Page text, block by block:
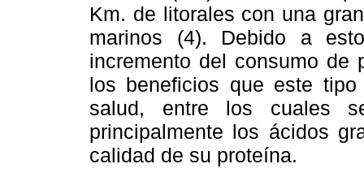
Km. de litorales con una
marinos (4). Debido a
incremento del consumo de
los beneficios que este
salud, entre los cuales
principalmente los ácidos
calidad de su proteína.